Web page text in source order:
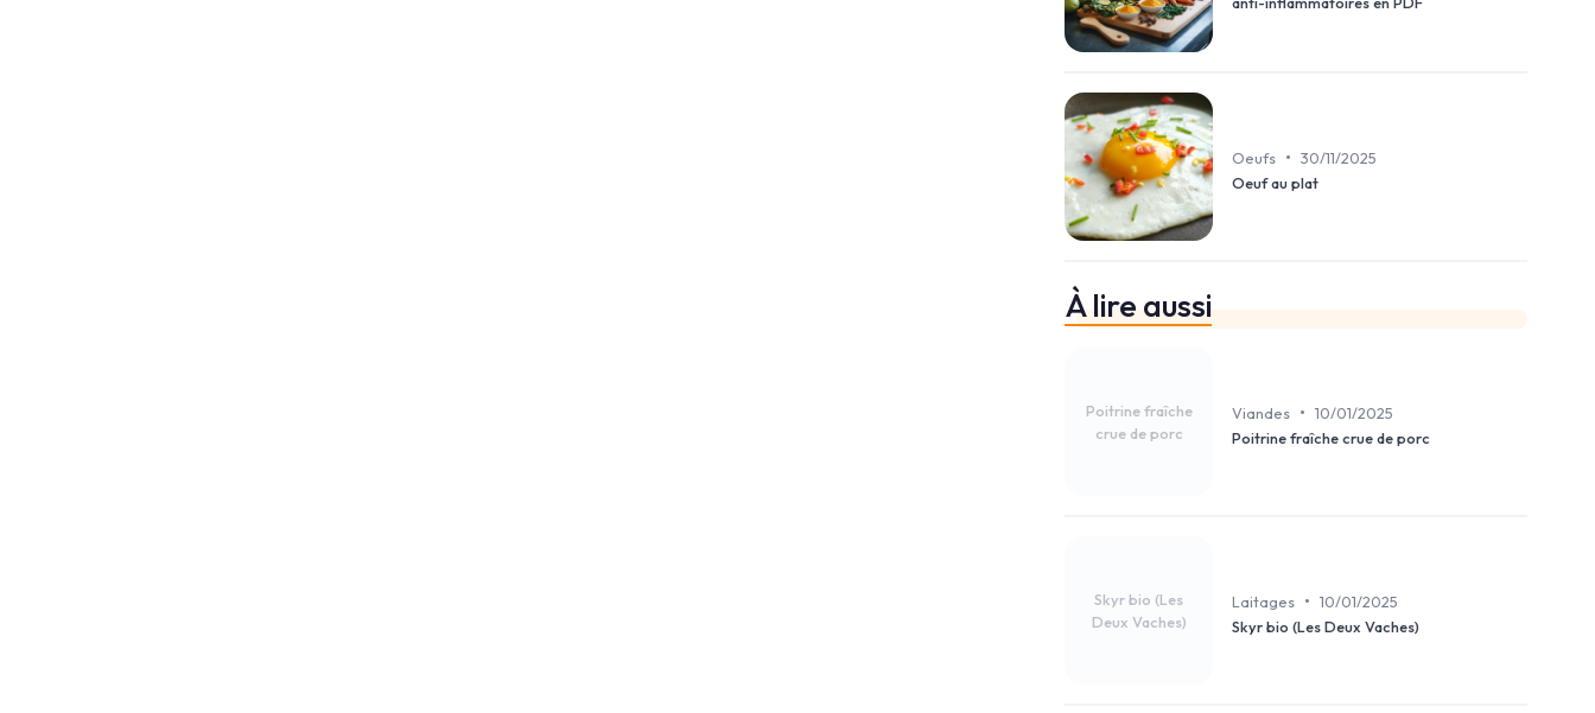
Oeufs • 30/11/2025
Oeuf au plat
À lire aussi
Poitrine fraîche
crue de porc
Viandes • 10/01/2025
Poitrine fraîche crue de porc
Skyr bio (Les
Deux Vaches)
Laitages • 10/01/2025
Skyr bio (Les Deux Vaches)